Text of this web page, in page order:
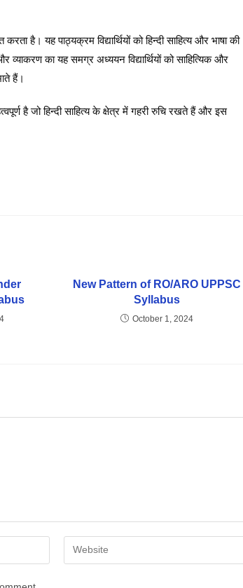
है। यह पाठ्यक्रम विद्यार्थियों को हिन्दी साहित्य और भाषा की
व्याकरण का यह समग्र अध्ययन विद्यार्थियों को साहित्यिक और
हैं।
है जो हिन्दी साहित्य के क्षेत्र में गहरी रुचि रखते हैं और इस
New Pattern of RO/ARO UPPSC
Syllabus
October 1, 2024